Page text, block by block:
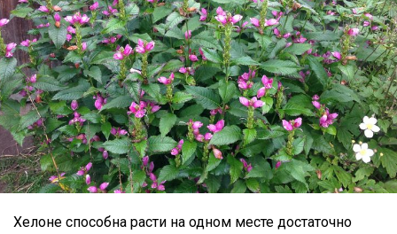
Хелоне способна расти на одном месте достаточно